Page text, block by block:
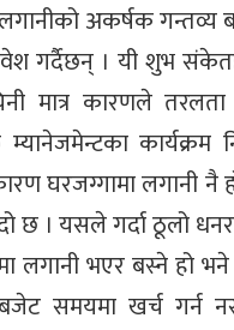
अकर्षक गन्तव्य
गर्दैछन् । यी शुभ
मात्र कारणले
कार्यक्रम
घरजग्गामा लगानी नै
छ । यसले गर्दा ठूलो
लगानी भएर बस्ने हो
समयमा खर्च